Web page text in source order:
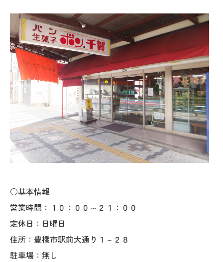
○基本情報
営業時間：１０：００～２１：００
定休日：日曜日
住所：豊橋市駅前大通り１－２８
駐車場：無し